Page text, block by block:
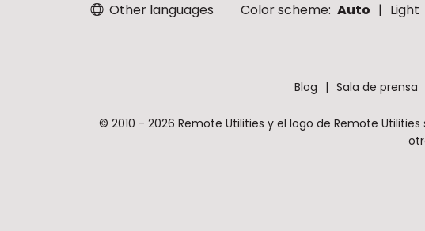
Other languages Color scheme: Auto Light
Blog Sala de prensa
© 2010 - 2026 Remote Utilities y el logo de Remote